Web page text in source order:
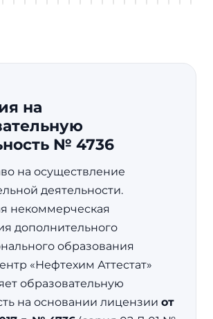
на
№ 4736
на осуществление
деятельности.
некоммерческая
дополнительного
образования
«Нефтехим Аттестат»
образовательную
на основании лицензии от